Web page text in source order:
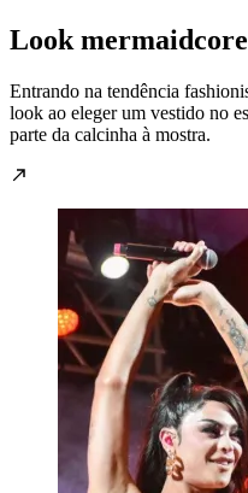
Look mermaidcore
Entrando na tendência
look ao eleger um vestido no
parte da calcinha à mostra.